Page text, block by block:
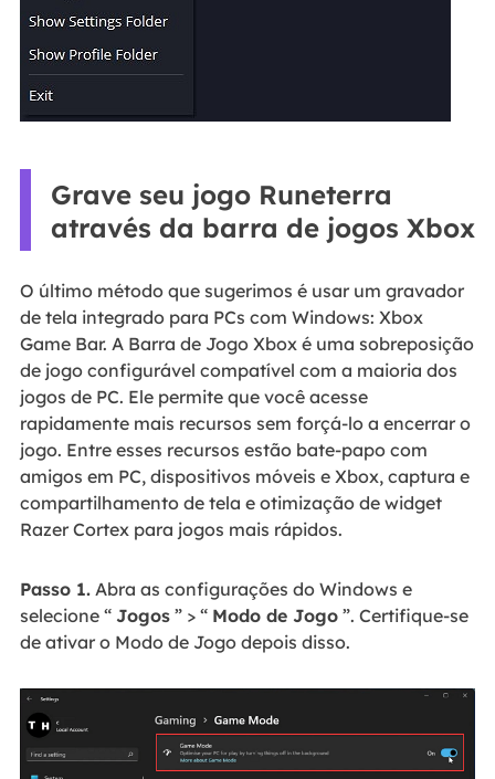
Grave seu jogo Runeterra
através da barra de jogos Xbox
O último método que sugerimos é usar um gravador
de tela integrado para PCs com Windows: Xbox
Game Bar. A Barra de Jogo Xbox é uma sobreposição
de jogo configurável compatível com a maioria dos
jogos de PC. Ele permite que você acesse
rapidamente mais recursos sem forçá-lo a encerrar o
jogo. Entre esses recursos estão bate-papo com
amigos em PC, dispositivos móveis e Xbox, captura e
compartilhamento de tela e otimização de widget
Razer Cortex para jogos mais rápidos.
Passo 1.Abra as configurações do Windows e
selecione “ Jogos” > “ Modo de Jogo”. Certifique-se
de ativar o Modo de Jogo depois disso.